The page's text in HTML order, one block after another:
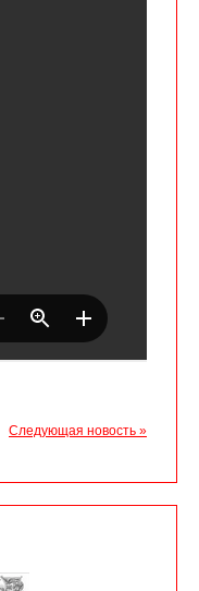
Следующая новость »